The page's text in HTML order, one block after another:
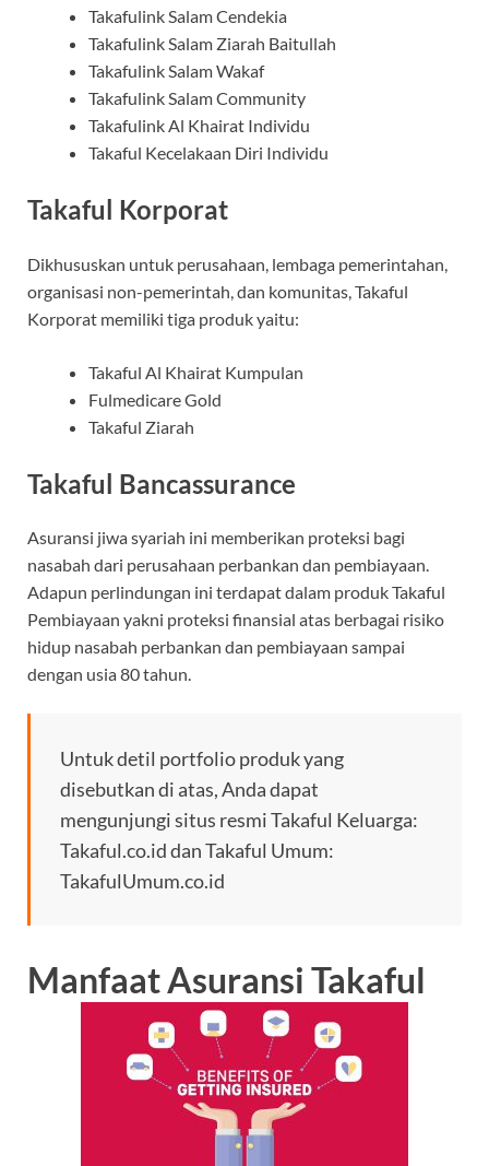
Takafulink Salam Cendekia
Takafulink Salam Ziarah Baitullah
Takafulink Salam Wakaf
Takafulink Salam Community
Takafulink Al Khairat Individu
Takaful Kecelakaan Diri Individu
Takaful Korporat
Dikhususkan untuk perusahaan, lembaga pemerintahan,
organisasi non-pemerintah, dan komunitas, Takaful
Korporat memiliki tiga produk yaitu:
Takaful Al Khairat Kumpulan
Fulmedicare Gold
Takaful Ziarah
Takaful Bancassurance
Asuransi jiwa syariah ini memberikan proteksi bagi
nasabah dari perusahaan perbankan dan pembiayaan.
Adapun perlindungan ini terdapat dalam produk Takaful
Pembiayaan yakni proteksi finansial atas berbagai risiko
hidup nasabah perbankan dan pembiayaan sampai
dengan usia 80 tahun.
Untuk detil portfolio produk yang
disebutkan di atas, Anda dapat
mengunjungi situs resmi Takaful Keluarga:
Takaful.co.id dan Takaful Umum:
TakafulUmum.co.id
Manfaat Asuransi Takaful